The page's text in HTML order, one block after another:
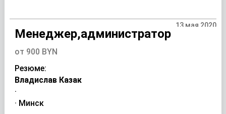
13 мая 2020
Менеджер,администратор
от 900 BYN
Резюме:
Владислав Казак
·
· Минск